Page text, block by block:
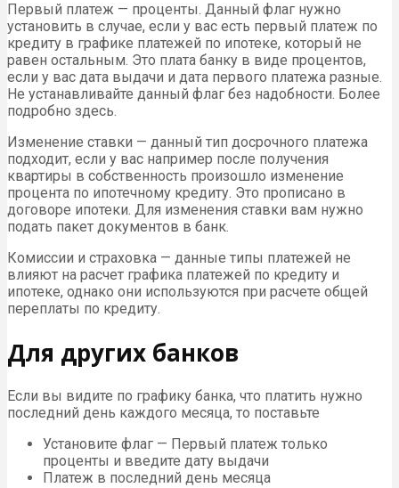
Первый платеж — проценты. Данный флаг нужно
установить в случае, если у вас есть первый платеж по
кредиту в графике платежей по ипотеке, который не
равен остальным. Это плата банку в виде процентов,
если у вас дата выдачи и дата первого платежа разные.
Не устанавливайте данный флаг без надобности. Более
подробно здесь.
Изменение ставки — данный тип досрочного платежа
подходит, если у вас например после получения
квартиры в собственность произошло изменение
процента по ипотечному кредиту. Это прописано в
договоре ипотеки. Для изменения ставки вам нужно
подать пакет документов в банк.
Комиссии и страховка — данные типы платежей не
влияют на расчет графика платежей по кредиту и
ипотеке, однако они используются при расчете общей
переплаты по кредиту.
Для других банков
Если вы видите по графику банка, что платить нужно
последний день каждого месяца, то поставьте
Установите флаг — Первый платеж только
проценты и введите дату выдачи
Платеж в последний день месяца